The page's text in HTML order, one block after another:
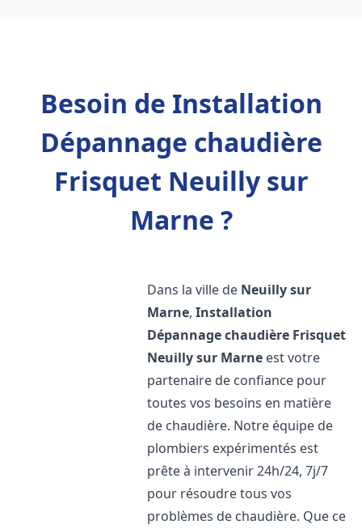
Besoin de Installation
Dépannage chaudière
Frisquet Neuilly sur
Marne ?
Dans la ville de Neuilly sur
Marne,Installation
Dépannage chaudière Frisquet
Neuilly sur Marne est votre
partenaire de confiance pour
toutes vos besoins en matière
de chaudière. Notre équipe de
plombiers expérimentés est
prête à intervenir 24h/24, 7j/7
pour résoudre tous vos
problèmes de chaudière. Que ce